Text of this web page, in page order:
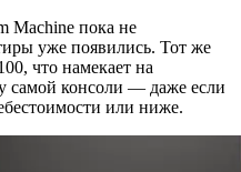
Machine пока не
уже появились. Тот же
что намекает на
самой консоли — даже если
или ниже.